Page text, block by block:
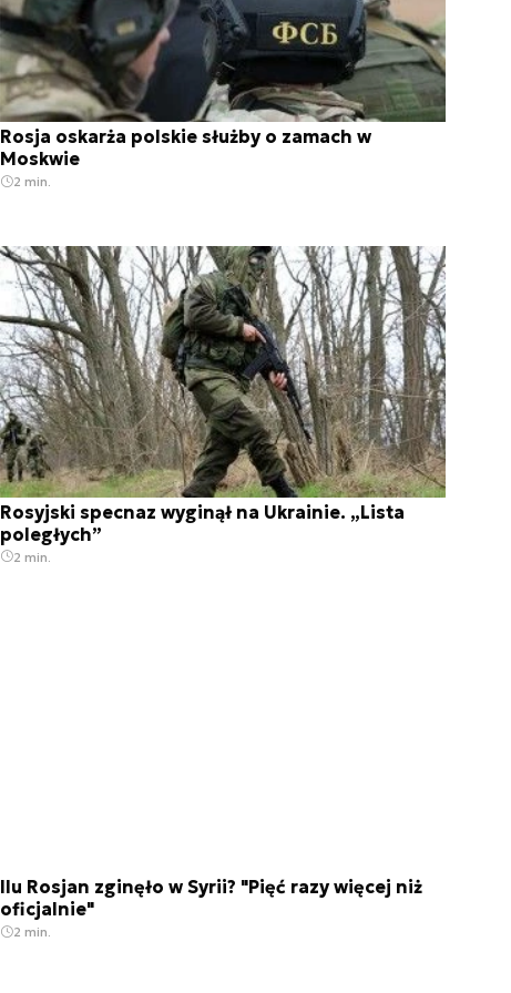
Rosja oskarża polskie służby o zamach w
Moskwie
2 min.
Rosyjski specnaz wyginął na Ukrainie. „Lista
poległych”
2 min.
Ilu Rosjan zginęło w Syrii? "Pięć razy więcej niż
oficjalnie"
2 min.